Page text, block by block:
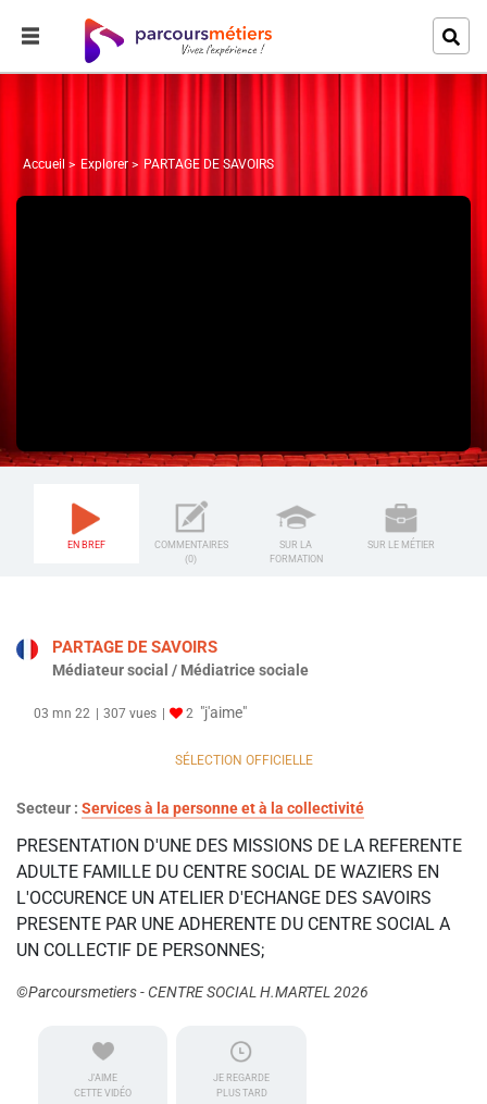
Accueil Explorer PARTAGE DE SAVOIRS
EN BREF
COMMENTAIRES
(0)
SUR LA
FORMATION
SUR LE MÉTIER
PARTAGE DE SAVOIRS
Médiateur social / Médiatrice sociale
03 mn 22 307 vues 2 "j'aime"
SÉLECTION OFFICIELLE
Secteur : Services à la personne et à la collectivité
PRESENTATION D'UNE DES MISSIONS DE LA REFERENTE
ADULTE FAMILLE DU CENTRE SOCIAL DE WAZIERS EN
L'OCCURENCE UN ATELIER D'ECHANGE DES SAVOIRS
PRESENTE PAR UNE ADHERENTE DU CENTRE SOCIAL A
UN COLLECTIF DE PERSONNES;
©Parcoursmetiers - CENTRE SOCIAL H.MARTEL 2026
J'AIME
CETTE VIDÉO
JE REGARDE
PLUS TARD